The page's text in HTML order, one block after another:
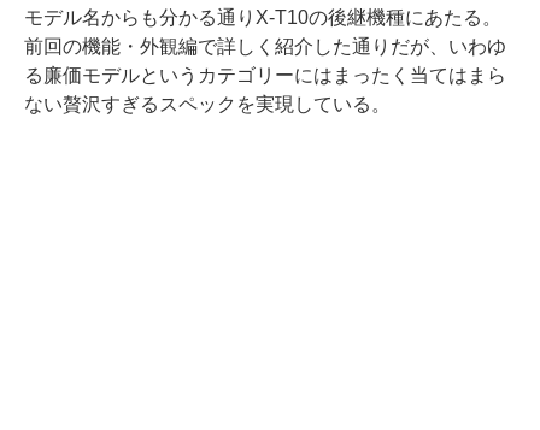
モデル名からも分かる通りX-T10の後継機種にあたる。
前回の機能・外観編で詳しく紹介した通りだが、いわゆ
る廉価モデルというカテゴリーにはまったく当てはまら
ない贅沢すぎるスペックを実現している。